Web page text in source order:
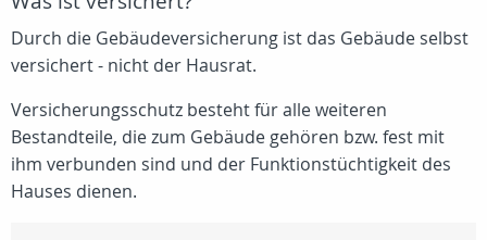
Durch die Gebäudeversicherung ist das Gebäude selbst
versichert - nicht der Hausrat.
Versicherungsschutz besteht für alle weiteren
Bestandteile, die zum Gebäude gehören bzw. fest mit
ihm verbunden sind und der Funktionstüchtigkeit des
Hauses dienen.